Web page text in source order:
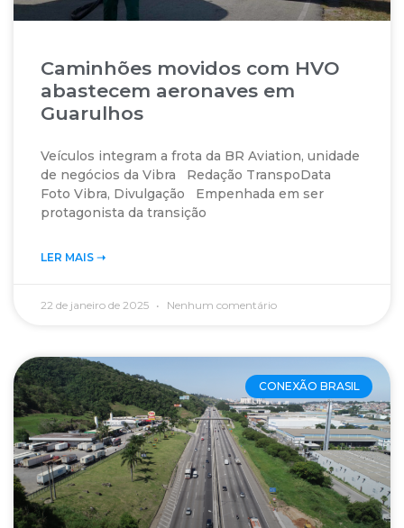
Caminhões movidos com HVO
abastecem aeronaves em
Guarulhos
Veículos integram a frota da BR Aviation, unidade
de negócios da Vibra Redação TranspoData
Foto Vibra, Divulgação Empenhada em ser
protagonista da transição
LER MAIS ➝‬
22 de janeiro de 2025 Nenhum comentário
CONEXÃO BRASIL